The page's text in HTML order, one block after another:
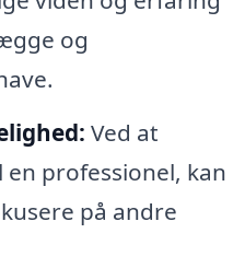
og
Ved at
professionel, kan
på andre